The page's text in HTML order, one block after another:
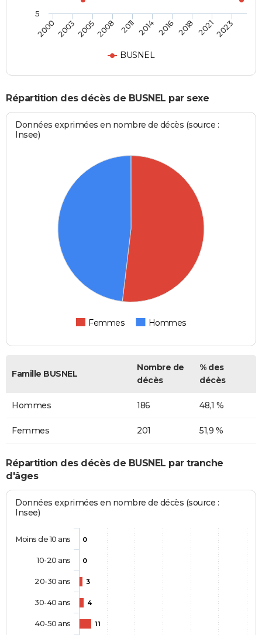
BUSNEL
2000200320052008 2011 2014 2016 2018 20212023
5
Répartition des décès de BUSNEL par sexe
Données exprimées en nombre de décès (source :
Insee)
Femmes Hommes
Famille BUSNEL
Nombre de
décès
% des
décès
Hommes 186 48,1 %
Femmes 201 51,9 %
Répartition des décès de BUSNEL par tranche
d'âges
Données exprimées en nombre de décès (source :
Insee)
0
0
3
4
11
Moins de 10 ans
10-20 ans
20-30 ans
30-40 ans
40-50 ans